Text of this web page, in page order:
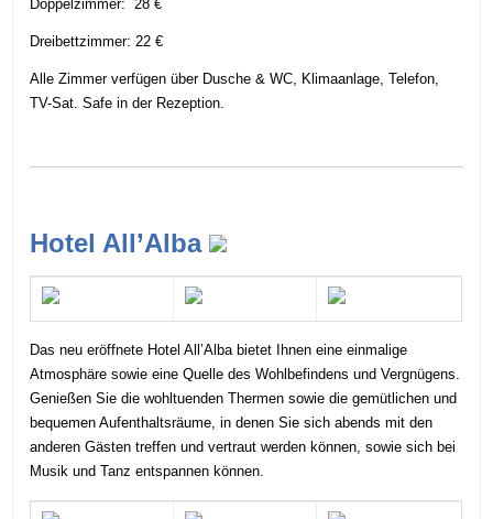
Doppelzimmer: 28 €
Dreibettzimmer: 22 €
Alle Zimmer verfügen über Dusche & WC, Klimaanlage, Telefon,
TV-Sat. Safe in der Rezeption.
Hotel All’Alba
Das neu eröffnete Hotel All’Alba bietet Ihnen eine einmalige
Atmosphäre sowie eine Quelle des Wohlbefindens und Vergnügens.
Genießen Sie die wohltuenden Thermen sowie die gemütlichen und
bequemen Aufenthaltsräume, in denen Sie sich abends mit den
anderen Gästen treffen und vertraut werden können, sowie sich bei
Musik und Tanz entspannen können.